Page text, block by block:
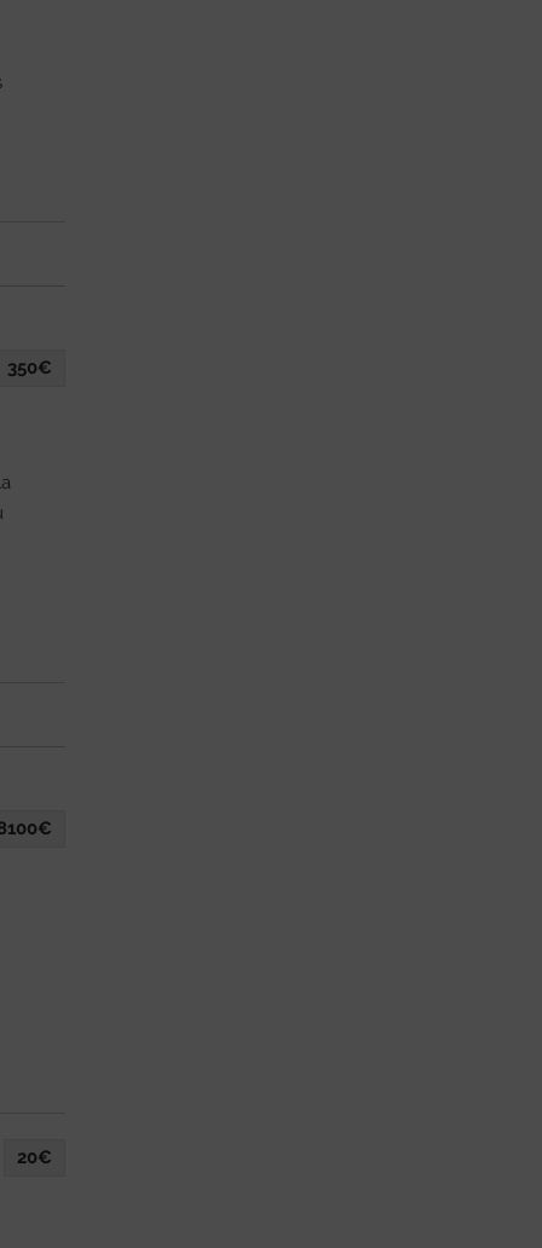
350€
20€